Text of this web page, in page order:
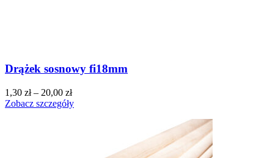
Drążek sosnowy fi18mm
1,30 zł– 20,00 zł
Zobacz szczegóły